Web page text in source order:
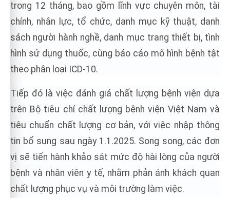
trong 12 tháng, bao gồm lĩnh vực chuyên môn, tài
chính, nhân lực, tổ chức, danh mục kỹ thuật, danh
sách người hành nghề, danh mục trang thiết bị, tình
hình sử dụng thuốc, cùng báo cáo mô hình bệnh tật
theo phân loại ICD-10.
Tiếp đó là việc đánh giá chất lượng bệnh viện dựa
trên Bộ tiêu chí chất lượng bệnh viện Việt Nam và
tiêu chuẩn chất lượng cơ bản, với việc nhập thông
tin bổ sung sau ngày 1.1.2025. Song song, các đơn
vị sẽ tiến hành khảo sát mức độ hài lòng của người
bệnh và nhân viên y tế, nhằm phản ánh khách quan
chất lượng phục vụ và môi trường làm việc.